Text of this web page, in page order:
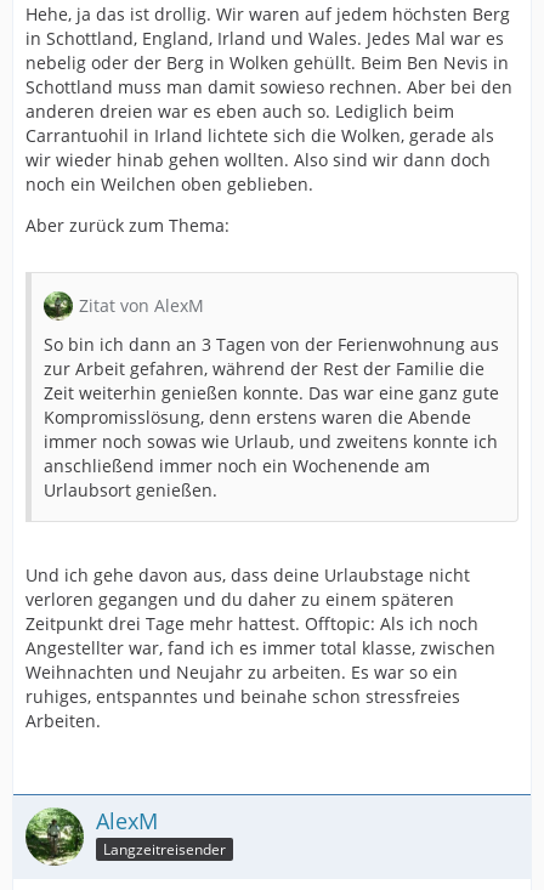
Hehe, ja das ist drollig. Wir waren auf jedem höchsten Berg
in Schottland, England, Irland und Wales. Jedes Mal war es
nebelig oder der Berg in Wolken gehüllt. Beim Ben Nevis in
Schottland muss man damit sowieso rechnen. Aber bei den
anderen dreien war es eben auch so. Lediglich beim
Carrantuohil in Irland lichtete sich die Wolken, gerade als
wir wieder hinab gehen wollten. Also sind wir dann doch
noch ein Weilchen oben geblieben.
Aber zurück zum Thema:
Zitat von AlexM
So bin ich dann an 3 Tagen von der Ferienwohnung aus
zur Arbeit gefahren, während der Rest der Familie die
Zeit weiterhin genießen konnte. Das war eine ganz gute
Kompromisslösung, denn erstens waren die Abende
immer noch sowas wie Urlaub, und zweitens konnte ich
anschließend immer noch ein Wochenende am
Urlaubsort genießen.
Und ich gehe davon aus, dass deine Urlaubstage nicht
verloren gegangen und du daher zu einem späteren
Zeitpunkt drei Tage mehr hattest. Offtopic: Als ich noch
Angestellter war, fand ich es immer total klasse, zwischen
Weihnachten und Neujahr zu arbeiten. Es war so ein
ruhiges, entspanntes und beinahe schon stressfreies
Arbeiten.
AlexM
Langzeitreisender